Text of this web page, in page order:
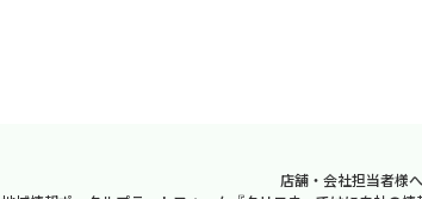
店舗・会社担当者様へ